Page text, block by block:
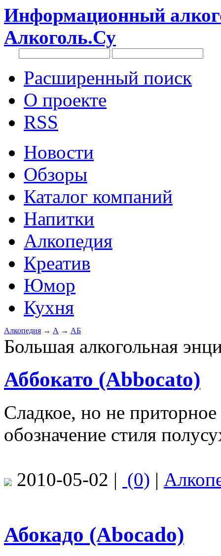
Информационный
Алкоголь.Су
Расширенный поиск
О проекте
RSS
Новости
Обзоры
Каталог компаний
Напитки
Алкопедия
Креатив
Юмор
Кухня
Алкопедия → А → АБ
Большая алкогольная
Аббокато (Abbocato)
Сладкое, но не
обозначение стиля
2010-05-02 | (0) |
Абокадо (Abocado)